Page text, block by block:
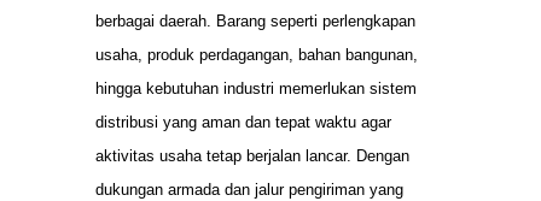
berbagai daerah. Barang seperti perlengkapan
usaha, produk perdagangan, bahan bangunan,
hingga kebutuhan industri memerlukan sistem
distribusi yang aman dan tepat waktu agar
aktivitas usaha tetap berjalan lancar. Dengan
dukungan armada dan jalur pengiriman yang